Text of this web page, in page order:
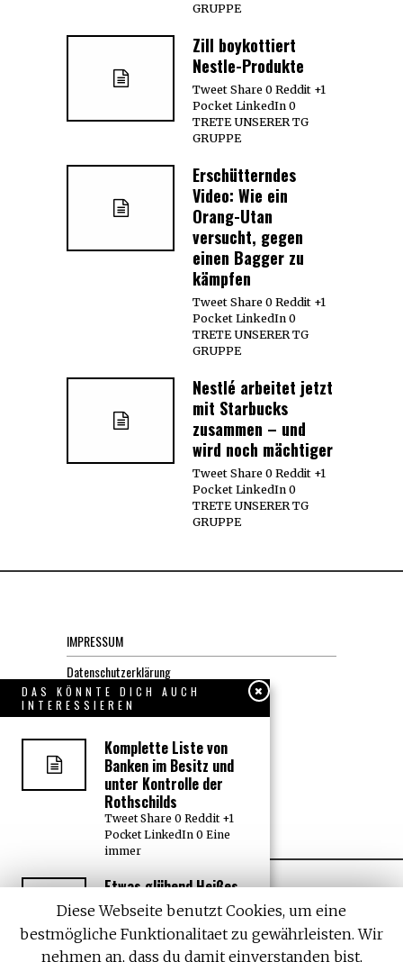
GRUPPE
Zill boykottiert
Nestle-Produkte
Tweet Share 0 Reddit +1
Pocket LinkedIn 0
TRETE UNSERER TG
GRUPPE
Erschütterndes
Video: Wie ein
Orang-Utan
versucht, gegen
einen Bagger zu
kämpfen
Tweet Share 0 Reddit +1
Pocket LinkedIn 0
TRETE UNSERER TG
GRUPPE
Nestlé arbeitet jetzt
mit Starbucks
zusammen – und
wird noch mächtiger
Tweet Share 0 Reddit +1
Pocket LinkedIn 0
TRETE UNSERER TG
GRUPPE
IMPRESSUM
Datenschutzerklärung
KONTAKT
Über uns, den “Wächter”
Diese Webseite benutzt Cookies, um eine
bestmögliche Funktionalitaet zu gewährleisten. Wir
nehmen an, dass du damit einverstanden bist,
DAS KÖNNTE DICH AUCH
INTERESSIEREN
Komplette Liste von
Banken im Besitz und
unter Kontrolle der
Rothschilds
Tweet Share 0 Reddit +1
Pocket LinkedIn 0 Eine
immer
Etwas glühend Heißes
bringt die Antarktis
zum Schmelzen –
NASAs Antwort ist